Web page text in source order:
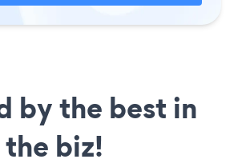
by the best in
the biz!